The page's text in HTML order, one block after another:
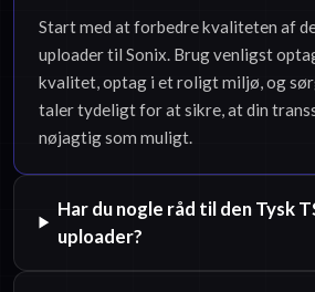
Start med at forbedre kvaliteten af
uploader til Sonix. Brug venligst
kvalitet, optag i et roligt miljø, og
taler tydeligt for at sikre, at din
nøjagtig som muligt.
Har du nogle råd til den Tysk
uploader?